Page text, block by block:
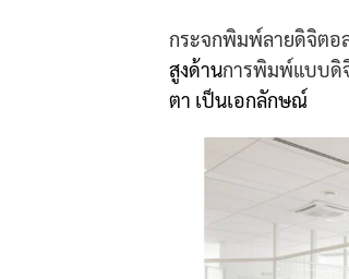
กระจกพิมพ์ลายดิจิตอ
สูงด้านการพิมพ์แบบ
ตา เป็นเอกลักษณ์